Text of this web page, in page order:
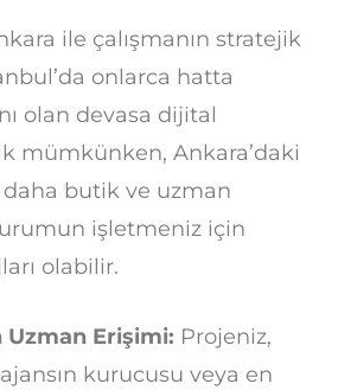
ile çalışmanın stratejik
onlarca hatta
olan devasa dijital
mümkünken, Ankara’daki
butik ve uzman
işletmeniz için
olabilir.
Erişimi: Projeniz,
kurucusu veya en